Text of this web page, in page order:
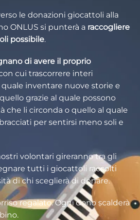
le donazioni giocattoli alla
ONLUS si punterà a raccogliere
possibile.
di avere il proprio
cui trascorrere interi
inventare nuove storie e
grazie al quale possono
che li circonda o quello al quale
per sentirsi meno soli e
volontari gireranno tra gli
tutti i giocattoli raccolti
di chi sceglierà di donare.
regalato. Ogni dono scalderà